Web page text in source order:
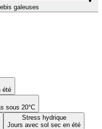
galeuses
été
sous 20°C
Stress hydrique
Jours avec sol sec en été